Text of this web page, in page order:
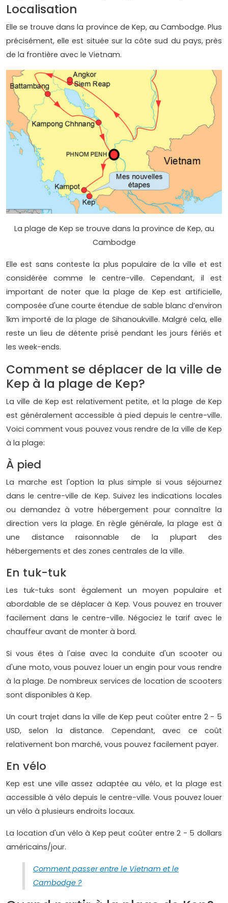
Localisation
Elle se trouve dans la province de Kep, au Cambodge. Plus
précisément, elle est située sur la côte sud du pays, près
de la frontière avec le Vietnam.
La plage de Kep se trouve dans la province de Kep, au
Cambodge
Elle est sans conteste la plus populaire de la ville et est
considérée comme le centre-ville. Cependant, il est
important de noter que la plage de Kep est artificielle,
composée d'une courte étendue de sable blanc d’environ
1km importé de la plage de Sihanoukville. Malgré cela, elle
reste un lieu de détente prisé pendant les jours fériés et
les week-ends.
Comment se déplacer de la ville de
Kep à la plage de Kep?
La ville de Kep est relativement petite, et la plage de Kep
est généralement accessible à pied depuis le centre-ville.
Voici comment vous pouvez vous rendre de la ville de Kep
à la plage:
À pied
La marche est l'option la plus simple si vous séjournez
dans le centre-ville de Kep. Suivez les indications locales
ou demandez à votre hébergement pour connaître la
direction vers la plage. En règle générale, la plage est à
une distance raisonnable de la plupart des
hébergements et des zones centrales de la ville.
En tuk-tuk
Les tuk-tuks sont également un moyen populaire et
abordable de se déplacer à Kep. Vous pouvez en trouver
facilement dans le centre-ville. Négociez le tarif avec le
chauffeur avant de monter à bord.
Si vous êtes à l'aise avec la conduite d'un scooter ou
d'une moto, vous pouvez louer un engin pour vous rendre
à la plage. De nombreux services de location de scooters
sont disponibles à Kep.
Un court trajet dans la ville de Kep peut coûter entre 2 - 5
USD, selon la distance. Cependant, avec ce coût
relativement bon marché, vous pouvez facilement payer.
En vélo
Kep est une ville assez adaptée au vélo, et la plage est
accessible à vélo depuis le centre-ville. Vous pouvez louer
un vélo à plusieurs endroits locaux.
La location d'un vélo à Kep peut coûter entre 2 - 5 dollars
américains/jour.
Comment passer entre le Vietnam et le
Cambodge ?